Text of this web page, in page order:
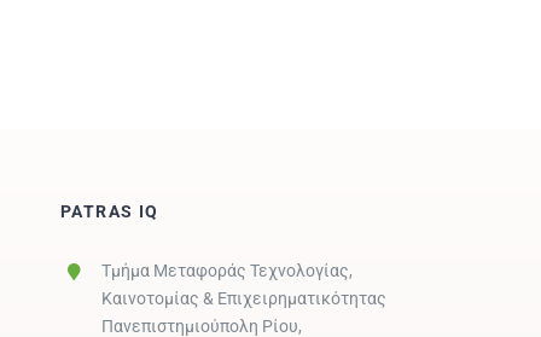
PATRAS IQ
Τμήμα Μεταφοράς Τεχνολογίας,
Καινοτομίας & Επιχειρηματικότητας
Πανεπιστημιούπολη Ρίου,